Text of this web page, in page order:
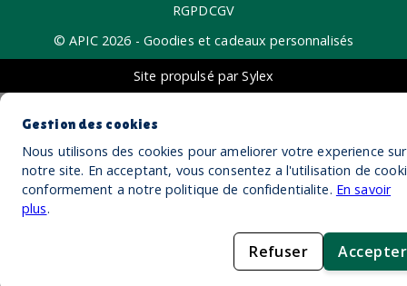
RGPDCGV
© APIC 2026 - Goodies et cadeaux personnalisés
Site propulsé par Sylex
Gestion des cookies
Nous utilisons des cookies pour ameliorer votre experience sur
notre site. En acceptant, vous consentez a l'utilisation de
conformement a notre politique de confidentialite. En savoir
plus.
Refuser Accepter